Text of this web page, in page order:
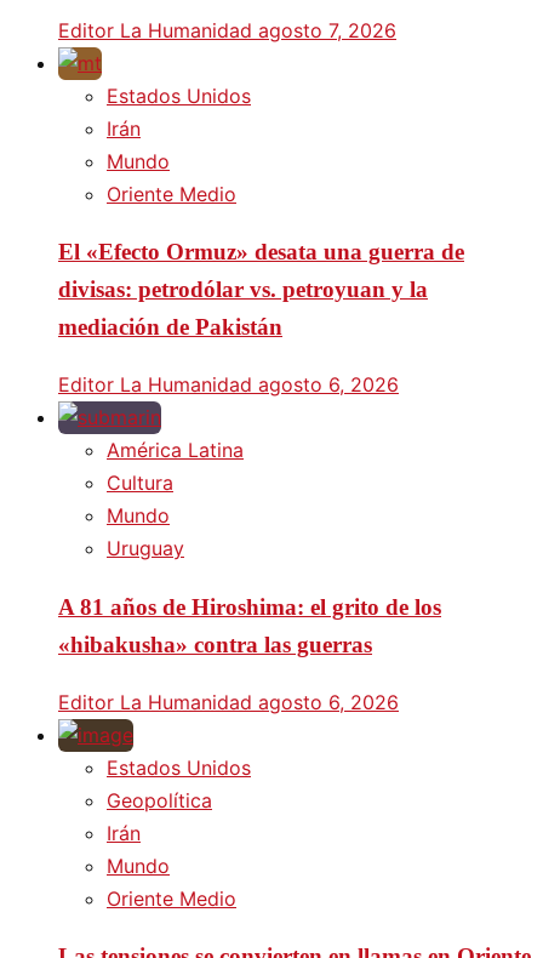
Editor La Humanidad agosto 7, 2026
Estados Unidos
Irán
Mundo
Oriente Medio
El «Efecto Ormuz» desata una guerra de
divisas: petrodólar vs. petroyuan y la
mediación de Pakistán
Editor La Humanidad agosto 6, 2026
América Latina
Cultura
Mundo
Uruguay
A 81 años de Hiroshima: el grito de los
«hibakusha» contra las guerras
Editor La Humanidad agosto 6, 2026
Estados Unidos
Geopolítica
Irán
Mundo
Oriente Medio